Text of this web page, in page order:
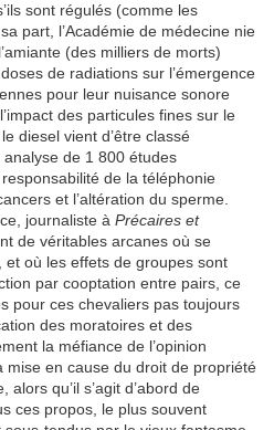
sont régulés (comme les
part, l’Académie de médecine nie
(des milliers de morts)
de radiations sur l’émergence
pour leur nuisance sonore
des particules fines sur le
diesel vient d’être classé
de 1 800 études
de la téléphonie
et l’altération du sperme.
journaliste à Précaires et
de véritables arcanes où se
et où les effets de groupes sont
par cooptation entre pairs, ce
pour ces chevaliers pas toujours
des moratoires et des
la méfiance de l’opinion
mise en cause du droit de propriété
qu’il s’agit d’abord de
ces propos, le plus souvent